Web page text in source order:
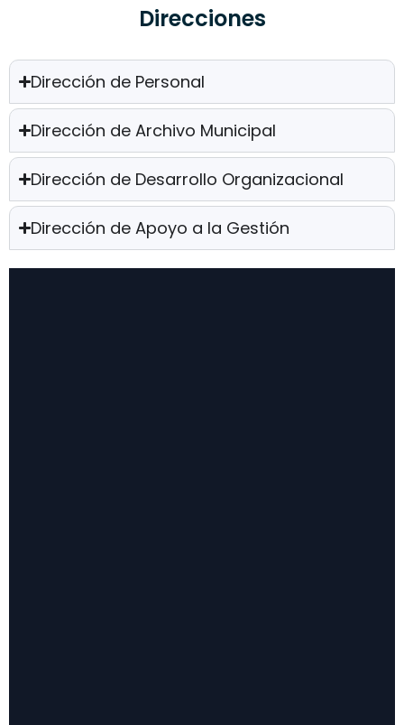
Direcciones
Dirección de Personal
Dirección de Archivo Municipal
Dirección de Desarrollo Organizacional
Dirección de Apoyo a la Gestión